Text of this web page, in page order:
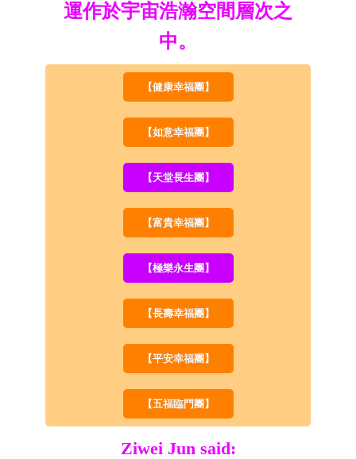
運作於宇宙浩瀚空間層次之
中。
【健康幸福團】
【如意幸福團】
【天堂長生團】
【富貴幸福團】
【極樂永生團】
【長壽幸福團】
【平安幸福團】
【五福臨門團】
Ziwei Jun said: